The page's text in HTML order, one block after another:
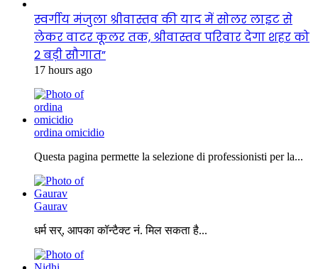
स्वर्गीय मंजुला श्रीवास्तव की याद में सोलर लाइट से
लेकर वाटर कूलर तक, श्रीवास्तव परिवार देगा शहर को
2 बड़ी सौगात”
17 hours ago
ordina omicidio
Questa pagina permette la selezione di professionisti per la...
Gaurav
धर्म सर्, आपका कॉन्टैक्ट नं. मिल सकता है...